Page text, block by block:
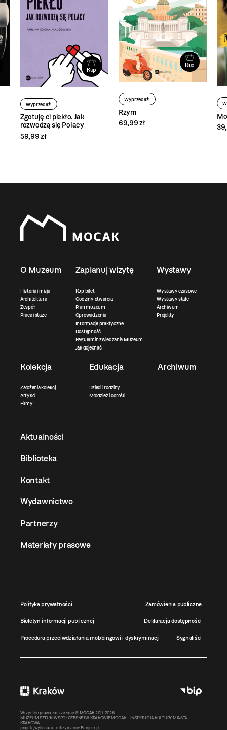
Kup
Wyprzedaż!
Zgotuję ci piekło. Jak
rozwodzą się Polacy
59,99 zł
Kup
Wyprzedaż!
Rzym
69,99 zł
O Muzeum
Historia i misja
Architektura
Zespół
Praca i staże
Zaplanuj wizytę
Kup bilet
Godziny otwarcia
Plan muzeum
Oprowadzenia
Informacje praktyczne
Dostępność
Regulamin zwiedzania Muzeum
Jak dojechać
Wystawy
Wystawy czasowe
Wystawy stałe
Archiwum
Projekty
Kolekcja
Założenia kolekcji
Artyści
Filmy
Edukacja
Dzieci i rodziny
Młodzież i dorośli
Archiwum
Aktualności
Biblioteka
Kontakt
Wydawnictwo
Partnerzy
Materiały prasowe
Polityka prywatności Zamówienia publiczne
Biuletyn informacji publicznej Deklaracja dostępności
Procedura przeciwdziałania mobbingowi i dyskryminacji Sygnaliści
Wszystkie prawa zastrzeżone © MOCAK 2011-2026
MUZEUM SZTUKI WSPÓŁCZESNEJ W KRAKOWIE MOCAK – INSTYTUCJA KULTURY MIASTA
KRAKOWA
projekt, wykonanie i utrzymanie: Bonjour.pl